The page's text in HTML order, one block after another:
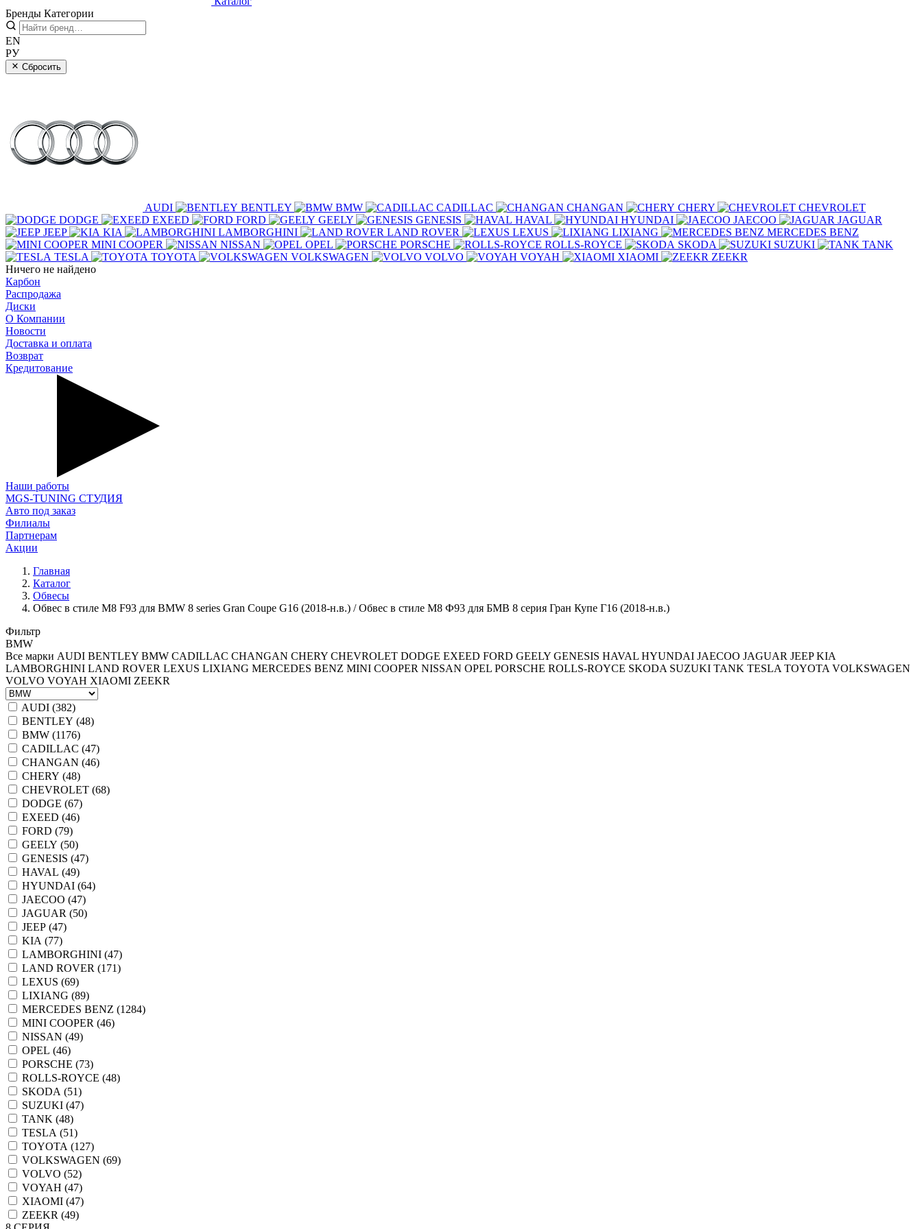
Бренды Категории
EN
РУ
Сбросить
AUDI BENTLEY BMW CADILLAC CHANGAN CHERY
CHEVROLET
DODGE
EXEED FORD GEELY GENESIS HAVAL HYUNDAI JAECOO
JAGUAR
JEEP
KIA LAMBORGHINI LAND ROVER LEXUS LIXIANG
MERCEDES BENZ
MINI COOPER
NISSAN OPEL PORSCHE ROLLS-ROYCE SKODA SUZUKI
TANK
TESLA
TOYOTA VOLKSWAGEN VOLVO VOYAH XIAOMI
ZEEKR
Ничего не найдено
Карбон
Распродажа
Диски
О Компании
Новости
Доставка и оплата
Возврат
Кредитование
Наши работы
MGS-TUNING СТУДИЯ
Авто под заказ
Филиалы
Партнерам
Акции
Главная
Каталог
Обвесы
Обвес в стиле M8 F93 для BMW 8 series Gran Coupe G16 (2018-н.в.) / Обвес в стиле М8 Ф93 для БМВ 8 серия Гран Купе Г16 (2018-н.в.)
Фильтр
BMW
Все марки AUDI BENTLEY BMW CADILLAC CHANGAN CHERY CHEVROLET DODGE EXEED FORD GEELY GENESIS HAVAL HYUNDAI JAECOO JAGUAR JEEP KIA
LAMBORGHINI LAND ROVER LEXUS LIXIANG MERCEDES BENZ MINI COOPER NISSAN OPEL PORSCHE ROLLS-ROYCE SKODA SUZUKI TANK TESLA TOYOTA VOLKSWAGEN
VOLVO VOYAH XIAOMI ZEEKR
AUDI (382)
BENTLEY (48)
BMW (1176)
CADILLAC (47)
CHANGAN (46)
CHERY (48)
CHEVROLET (68)
DODGE (67)
EXEED (46)
FORD (79)
GEELY (50)
GENESIS (47)
HAVAL (49)
HYUNDAI (64)
JAECOO (47)
JAGUAR (50)
JEEP (47)
KIA (77)
LAMBORGHINI (47)
LAND ROVER (171)
LEXUS (69)
LIXIANG (89)
MERCEDES BENZ (1284)
MINI COOPER (46)
NISSAN (49)
OPEL (46)
PORSCHE (73)
ROLLS-ROYCE (48)
SKODA (51)
SUZUKI (47)
TANK (48)
TESLA (51)
TOYOTA (127)
VOLKSWAGEN (69)
VOLVO (52)
VOYAH (47)
XIAOMI (47)
ZEEKR (49)